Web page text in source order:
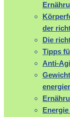
der
Die
Tipps
Anti-